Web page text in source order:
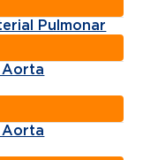
Pulmonar
Aorta
Aorta